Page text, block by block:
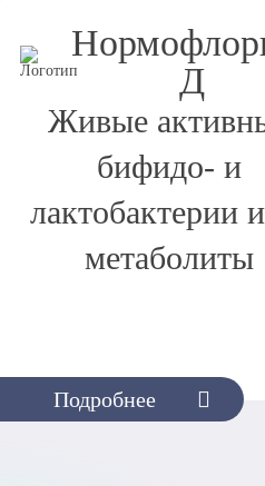
Подробнее
Д
Живые
бифидо- и
лактобактерии
метаболиты